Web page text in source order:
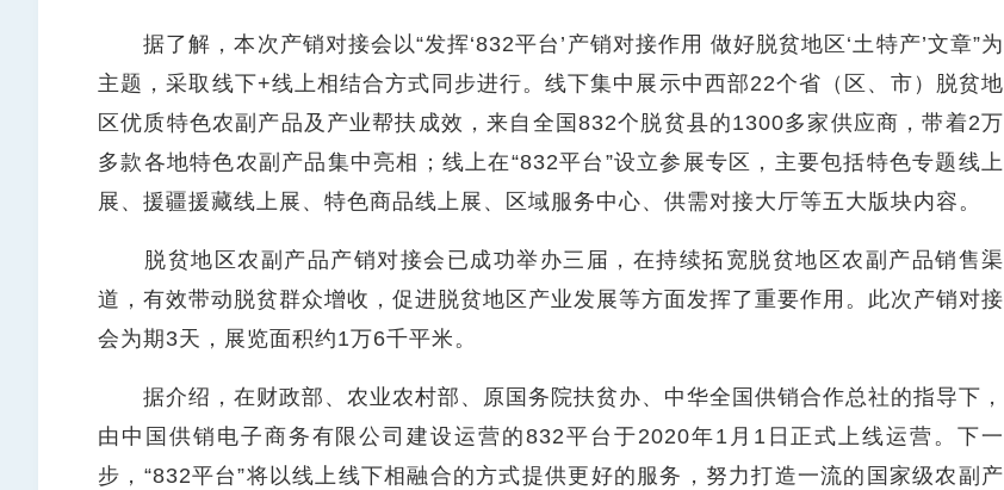
据了解，本次产销对接会以“发挥‘832平台’产销对接作用 做好脱贫地区‘土特产’文章”为
主题，采取线下+线上相结合方式同步进行。线下集中展示中西部22个省（区、市）脱贫地
区优质特色农副产品及产业帮扶成效，来自全国832个脱贫县的1300多家供应商，带着2万
多款各地特色农副产品集中亮相；线上在“832平台”设立参展专区，主要包括特色专题线上
展、援疆援藏线上展、特色商品线上展、区域服务中心、供需对接大厅等五大版块内容。
脱贫地区农副产品产销对接会已成功举办三届，在持续拓宽脱贫地区农副产品销售渠
道，有效带动脱贫群众增收，促进脱贫地区产业发展等方面发挥了重要作用。此次产销对接
会为期3天，展览面积约1万6千平米。
据介绍，在财政部、农业农村部、原国务院扶贫办、中华全国供销合作总社的指导下，
由中国供销电子商务有限公司建设运营的832平台于2020年1月1日正式上线运营。下一
步，“832平台”将以线上线下相融合的方式提供更好的服务，努力打造一流的国家级农副产